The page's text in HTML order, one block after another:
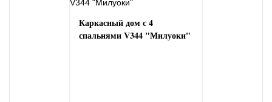
Каркасный дом с 4
спальнями V344 "Милуоки"